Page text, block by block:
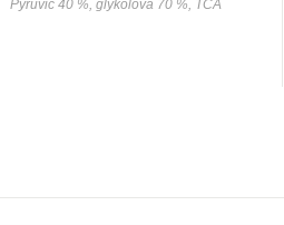
Pyruvic 40 %, glykolová 70 %, TCA